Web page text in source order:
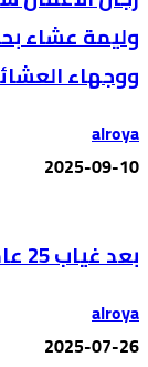
وليمة عشاء
ووجهاء
alroya
2025-09-10
بعد غياب 25 عاماً… جمعتنا الصدفة
alroya
2025-07-26